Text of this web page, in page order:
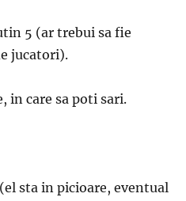
5 (ar trebui sa fie
jucatori).
in care sa poti sari.
sta in picioare, eventual